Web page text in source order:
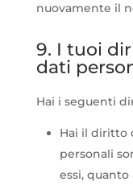
nuovamente il
9. I tuoi
dati
Hai i seguenti
Hai il diritto
personali
essi,